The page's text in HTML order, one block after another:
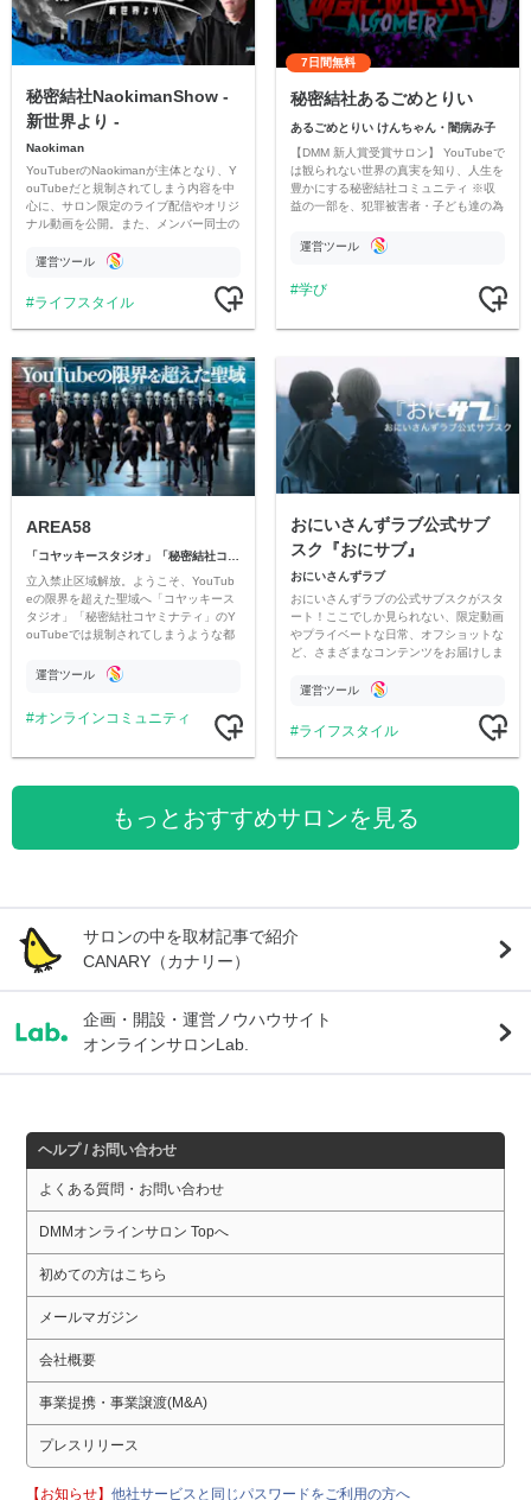
秘密結社NaokimanShow -
新世界より -
Naokiman
YouTuberのNaokimanが主体となり、Y
ouTubeだと規制されてしまう内容を中
心に、サロン限定のライブ配信やオリジ
ナル動画を公開。また、メンバー同士の
ただいています。
運営ツール
ライフスタイル
7日間無料
秘密結社あるごめとりい
あるごめとりい けんちゃん・闇病み子
【DMM 新人賞受賞サロン】 YouTubeで
は観られない世界の真実を知り、人生を
豊かにする秘密結社コミュニティ ※収
益の一部を、犯罪被害者・子ども達の為
す運営ツール
学び
AREA58
立入禁止区域解放。ようこそ、YouTub
eの限界を超えた聖域へ「コヤッキース
タジオ」「秘密結社コヤミナティ」のY
ouTubeでは規制されてしまうような都
公開。
運営ツール
オンラインコミュニティ
おにいさんずラブ公式サブ
スク『おにサブ』
おにいさんずラブ
おにいさんずラブの公式サブスクがスタ
ート！ここでしか見られない、限定動画
やプライベートな日常、オフショットな
ど、さまざまなコンテンツをお届けしま
運営ツール
ライフスタイル
もっとおすすめサロンを見る
サロンの中を取材記事で紹介
CANARY（カナリー）
企画・開設・運営ノウハウサイト
オンラインサロンLab.
ヘルプ / お問い合わせ
よくある質問・お問い合わせ
DMMオンラインサロン Topへ
初めての方はこちら
メールマガジン
会社概要
事業提携・事業譲渡(M&A)
プレスリリース
【お知らせ】他社サービスと同じパスワードをご利用の方へ